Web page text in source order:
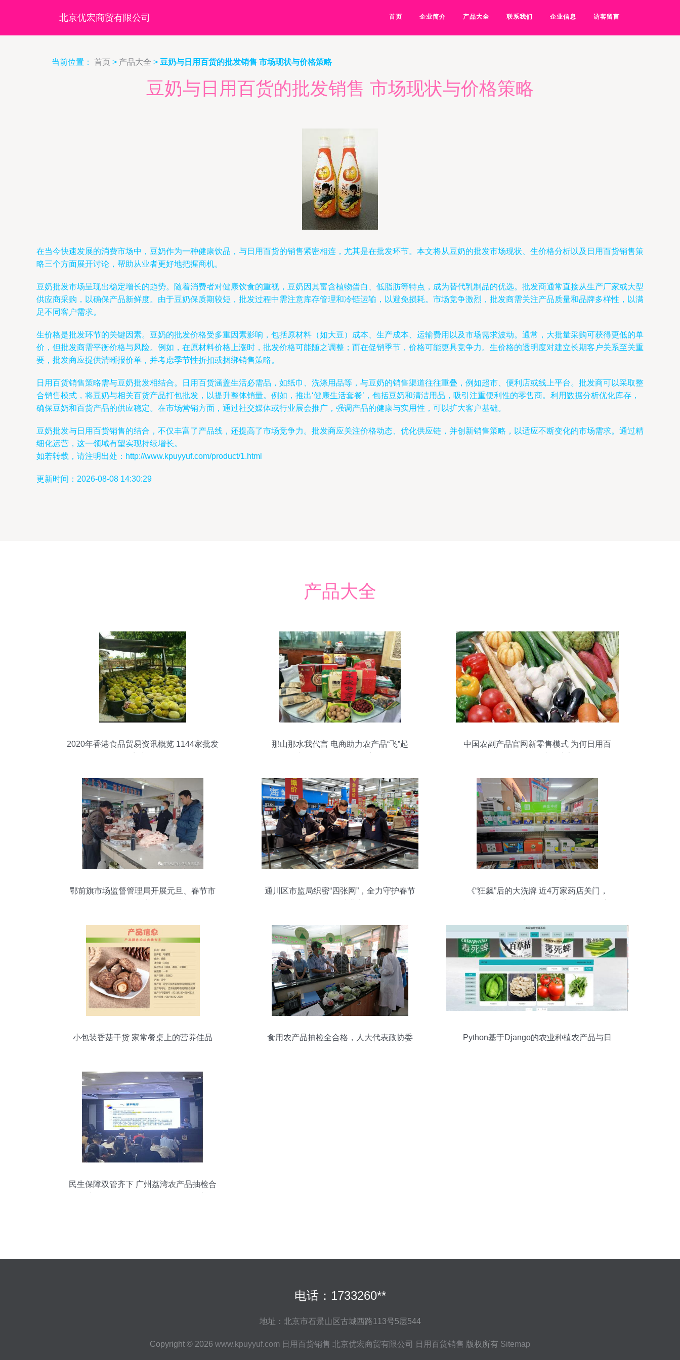
北京优宏商贸有限公司 首页 企业简介 产品大全 联系我们 企业信息 访客留言
当前位置： 首页 > 产品大全 > 豆奶与日用百货的批发销售 市场现状与价格策略
豆奶与日用百货的批发销售 市场现状与价格策略
在当今快速发展的消费市场中，豆奶作为一种健康饮品，与日用百货的销售紧密相连，尤其是在批发环节。本文将从豆奶的批发市场现状、生价格分析以及日用百货销售策
略三个方面展开讨论，帮助从业者更好地把握商机。
豆奶批发市场呈现出稳定增长的趋势。随着消费者对健康饮食的重视，豆奶因其富含植物蛋白、低脂肪等特点，成为替代乳制品的优选。批发商通常直接从生产厂家或大型
供应商采购，以确保产品新鲜度。由于豆奶保质期较短，批发过程中需注意库存管理和冷链运输，以避免损耗。市场竞争激烈，批发商需关注产品质量和品牌多样性，以满
足不同客户需求。
生价格是批发环节的关键因素。豆奶的批发价格受多重因素影响，包括原材料（如大豆）成本、生产成本、运输费用以及市场需求波动。通常，大批量采购可获得更低的单
价，但批发商需平衡价格与风险。例如，在原材料价格上涨时，批发价格可能随之调整；而在促销季节，价格可能更具竞争力。生价格的透明度对建立长期客户关系至关重
要，批发商应提供清晰报价单，并考虑季节性折扣或捆绑销售策略。
日用百货销售策略需与豆奶批发相结合。日用百货涵盖生活必需品，如纸巾、洗涤用品等，与豆奶的销售渠道往往重叠，例如超市、便利店或线上平台。批发商可以采取整
合销售模式，将豆奶与相关百货产品打包批发，以提升整体销量。例如，推出‘健康生活套餐’，包括豆奶和清洁用品，吸引注重便利性的零售商。利用数据分析优化库存，
确保豆奶和百货产品的供应稳定。在市场营销方面，通过社交媒体或行业展会推广，强调产品的健康与实用性，可以扩大客户基础。
豆奶批发与日用百货销售的结合，不仅丰富了产品线，还提高了市场竞争力。批发商应关注价格动态、优化供应链，并创新销售策略，以适应不断变化的市场需求。通过精
细化运营，这一领域有望实现持续增长。
如若转载，请注明出处：http://www.kpuyyuf.com/product/1.html
更新时间：2026-08-08 14:30:29
产品大全
2020年香港食品贸易资讯概览 1144家批发
那山那水我代言 电商助力农产品“飞”起
中国农副产品官网新零售模式 为何日用百
鄂前旗市场监督管理局开展元旦、春节市
通川区市监局织密“四张网”，全力守护春节
《“狂飙”后的大洗牌 近4万家药店关门，
小包装香菇干货 家常餐桌上的营养佳品
食用农产品抽检全合格，人大代表政协委
Python基于Django的农业种植农产品与日
民生保障双管齐下 广州荔湾农产品抽检合
电话：1733260**
地址：北京市石景山区古城西路113号5层544
Copyright © 2026 www.kpuyyuf.com 日用百货销售 北京优宏商贸有限公司 日用百货销售 版权所有 Sitemap